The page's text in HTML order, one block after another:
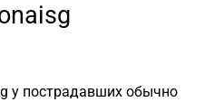
у пострадавших обычно